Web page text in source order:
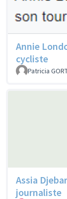
Annie
cycliste
Patricia
Assia
journaliste